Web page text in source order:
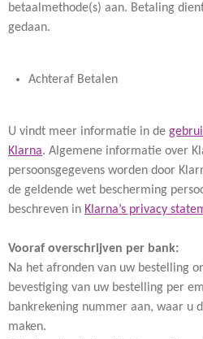
betaalmethode(s) aan. Betaling
gedaan.
Achteraf Betalen
U vindt meer informatie in de
Klarna. Algemene informatie over
persoonsgegevens worden door
de geldende wet bescherming
beschreven in Klarna’s privacy
Vooraf overschrijven per bank:
Na het afronden van uw bestelling
bevestiging van uw bestelling per
bankrekening nummer aan, waar u
maken.